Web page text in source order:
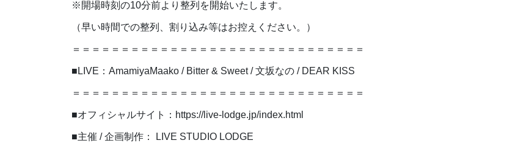
※開場時刻の10分前より整列を開始いたします。
（早い時間での整列、割り込み等はお控えください。）
＝＝＝＝＝＝＝＝＝＝＝＝＝＝＝＝＝＝＝＝＝＝＝＝＝＝＝＝＝＝
■LIVE：AmamiyaMaako / Bitter & Sweet / 文坂なの / DEAR KISS
＝＝＝＝＝＝＝＝＝＝＝＝＝＝＝＝＝＝＝＝＝＝＝＝＝＝＝＝＝＝
■オフィシャルサイト：https://live-lodge.jp/index.html
■主催 / 企画制作： LIVE STUDIO LODGE